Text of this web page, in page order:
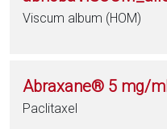
Viscum album (HOM)
Abraxane® 5 mg/
Paclitaxel